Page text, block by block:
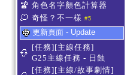
角色名字顏色計算器
奇怪？不一樣 #5
更新頁面 - Update
[任務][主線任務]
G25主線任務 - 日蝕
[任務][主線/故事劇情]